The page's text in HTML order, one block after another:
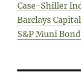
Case-Shiller
Barclays
S&P Muni